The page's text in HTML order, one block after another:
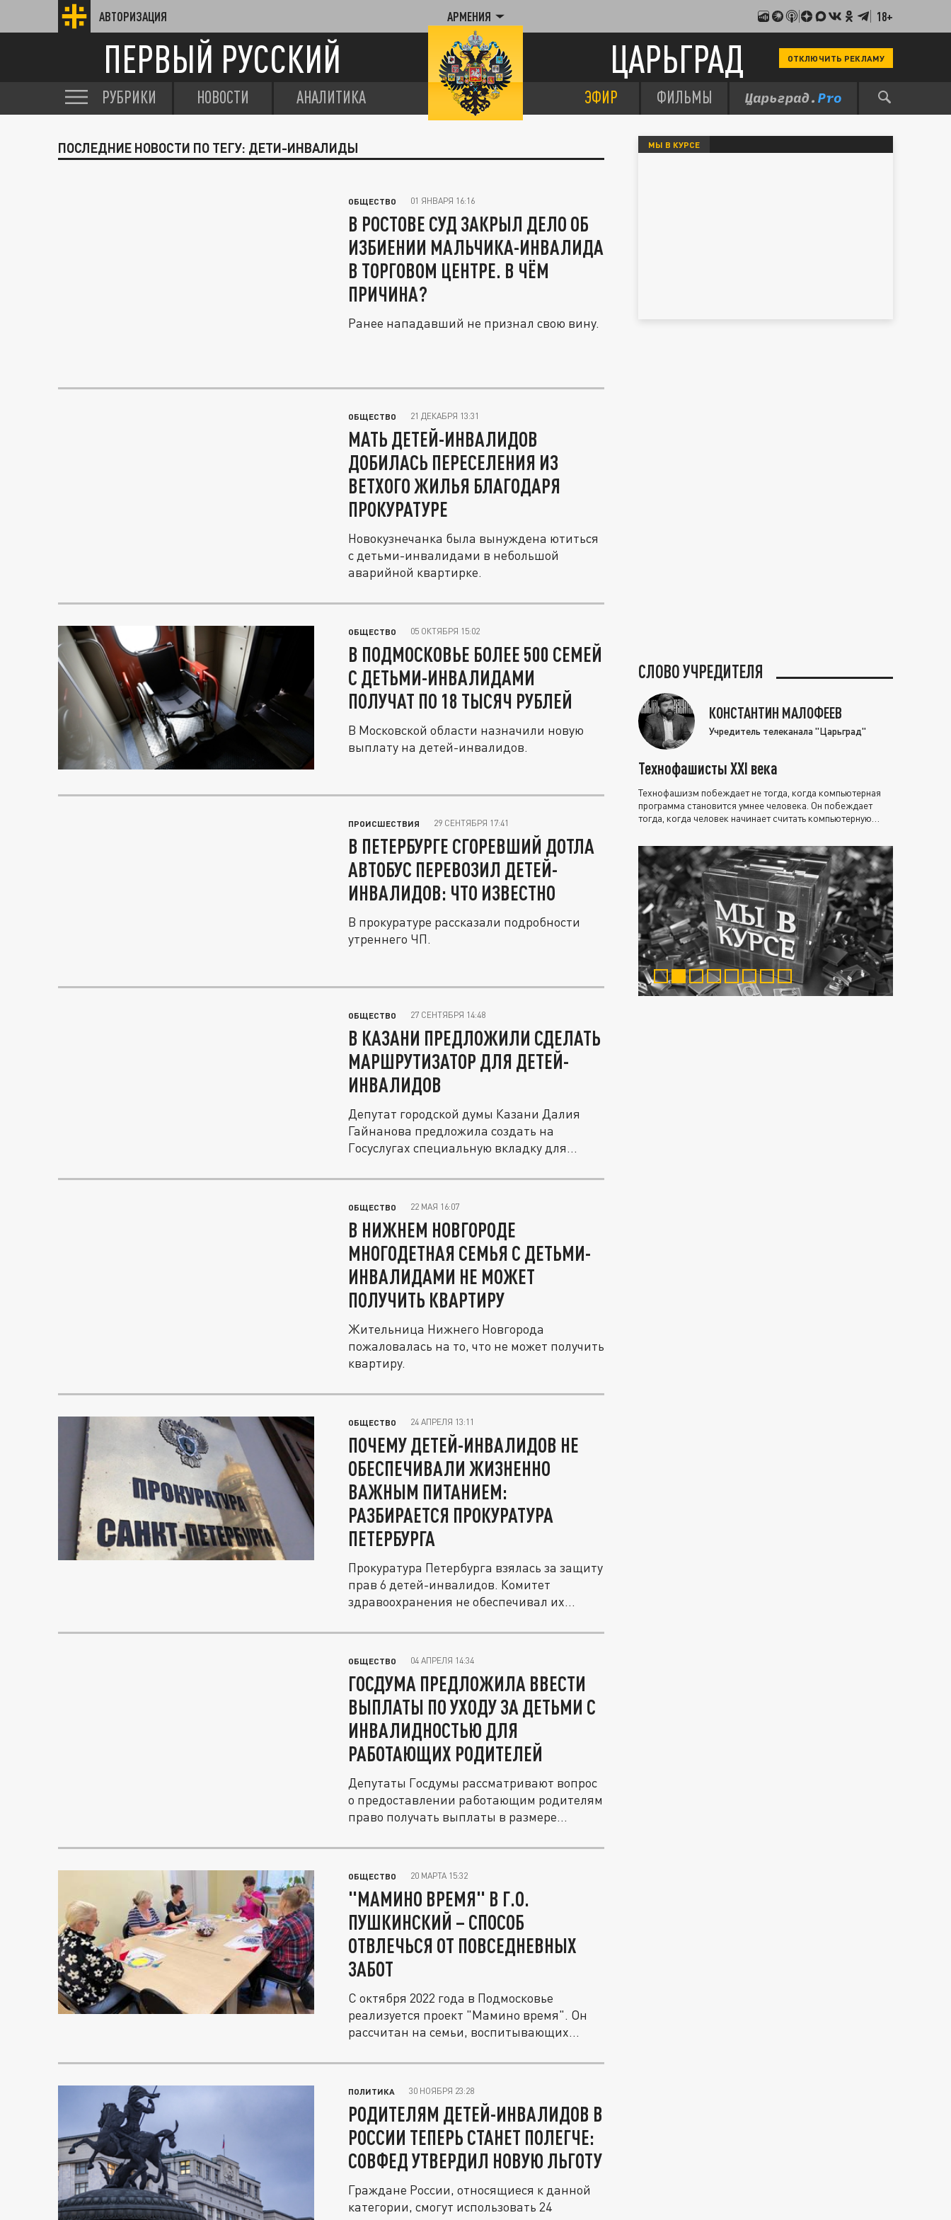
АВТОРИЗАЦИЯ АРМЕНИЯ 18+
ПЕРВЫЙ РУССКИЙ ЦАРЬГРАД ОТКЛЮЧИТЬ РЕКЛАМУ
РУБРИКИ НОВОСТИ АНАЛИТИКА ЭФИР ФИЛЬМЫ
ПОСЛЕДНИЕ НОВОСТИ ПО ТЕГУ: ДЕТИ-ИНВАЛИДЫ
ОБЩЕСТВО 01 ЯНВАРЯ 16:16
В РОСТОВЕ СУД ЗАКРЫЛ ДЕЛО ОБ
ИЗБИЕНИИ МАЛЬЧИКА-ИНВАЛИДА
В ТОРГОВОМ ЦЕНТРЕ. В ЧЁМ
ПРИЧИНА?
Ранее нападавший не признал свою вину.
ОБЩЕСТВО 21 ДЕКАБРЯ 13:31
МАТЬ ДЕТЕЙ-ИНВАЛИДОВ
ДОБИЛАСЬ ПЕРЕСЕЛЕНИЯ ИЗ
ВЕТХОГО ЖИЛЬЯ БЛАГОДАРЯ
ПРОКУРАТУРЕ
Новокузнечанка была вынуждена ютиться
с детьми-инвалидами в небольшой
аварийной квартирке.
ОБЩЕСТВО 05 ОКТЯБРЯ 15:02
В ПОДМОСКОВЬЕ БОЛЕЕ 500 СЕМЕЙ
С ДЕТЬМИ-ИНВАЛИДАМИ
ПОЛУЧАТ ПО 18 ТЫСЯЧ РУБЛЕЙ
В Московской области назначили новую
выплату на детей-инвалидов.
ПРОИСШЕСТВИЯ 29 СЕНТЯБРЯ 17:41
В ПЕТЕРБУРГЕ СГОРЕВШИЙ ДОТЛА
АВТОБУС ПЕРЕВОЗИЛ ДЕТЕЙ-
ИНВАЛИДОВ: ЧТО ИЗВЕСТНО
В прокуратуре рассказали подробности
утреннего ЧП.
ОБЩЕСТВО 27 СЕНТЯБРЯ 14:48
В КАЗАНИ ПРЕДЛОЖИЛИ СДЕЛАТЬ
МАРШРУТИЗАТОР ДЛЯ ДЕТЕЙ-
ИНВАЛИДОВ
Депутат городской думы Казани Далия
Гайнанова предложила создать на
Госуслугах специальную вкладку для...
ОБЩЕСТВО 22 МАЯ 16:07
В НИЖНЕМ НОВГОРОДЕ
МНОГОДЕТНАЯ СЕМЬЯ С ДЕТЬМИ-
ИНВАЛИДАМИ НЕ МОЖЕТ
ПОЛУЧИТЬ КВАРТИРУ
Жительница Нижнего Новгорода
пожаловалась на то, что не может получить
квартиру.
ОБЩЕСТВО 24 АПРЕЛЯ 13:11
ПОЧЕМУ ДЕТЕЙ-ИНВАЛИДОВ НЕ
ОБЕСПЕЧИВАЛИ ЖИЗНЕННО
ВАЖНЫМ ПИТАНИЕМ:
РАЗБИРАЕТСЯ ПРОКУРАТУРА
ПЕТЕРБУРГА
Прокуратура Петербурга взялась за защиту
прав 6 детей-инвалидов. Комитет
здравоохранения не обеспечивал их...
ОБЩЕСТВО 04 АПРЕЛЯ 14:34
ГОСДУМА ПРЕДЛОЖИЛА ВВЕСТИ
ВЫПЛАТЫ ПО УХОДУ ЗА ДЕТЬМИ С
ИНВАЛИДНОСТЬЮ ДЛЯ
РАБОТАЮЩИХ РОДИТЕЛЕЙ
Депутаты Госдумы рассматривают вопрос
о предоставлении работающим родителям
право получать выплаты в размере...
ОБЩЕСТВО 20 МАРТА 15:32
"МАМИНО ВРЕМЯ" В Г.О.
ПУШКИНСКИЙ – СПОСОБ
ОТВЛЕЧЬСЯ ОТ ПОВСЕДНЕВНЫХ
ЗАБОТ
С октября 2022 года в Подмосковье
реализуется проект "Мамино время". Он
рассчитан на семьи, воспитывающих...
ПОЛИТИКА 30 НОЯБРЯ 23:28
РОДИТЕЛЯМ ДЕТЕЙ-ИНВАЛИДОВ В
РОССИИ ТЕПЕРЬ СТАНЕТ ПОЛЕГЧЕ:
СОВФЕД УТВЕРДИЛ НОВУЮ ЛЬГОТУ
Граждане России, относящиеся к данной
категории, смогут использовать 24
МЫ В КУРСЕ
СЛОВО УЧРЕДИТЕЛЯ
КОНСТАНТИН МАЛОФЕЕВ
Учредитель телеканала "Царьград"
Технофашисты XXI века
Технофашизм побеждает не тогда, когда компьютерная
программа становится умнее человека. Он побеждает
тогда, когда человек начинает считать компьютерную